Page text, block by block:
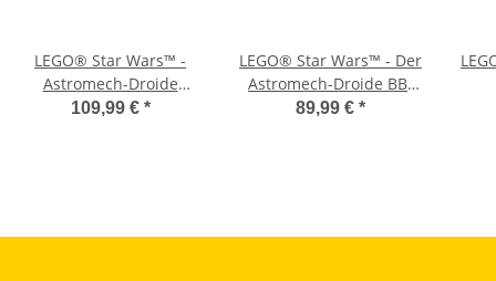
LEGO® Star Wars™ -
Astromech-Droide
Chopper (C1-10P)™
109,99 € *
LEGO® Star Wars™ - Der
Astromech-Droide BB-
8™
89,99 € *